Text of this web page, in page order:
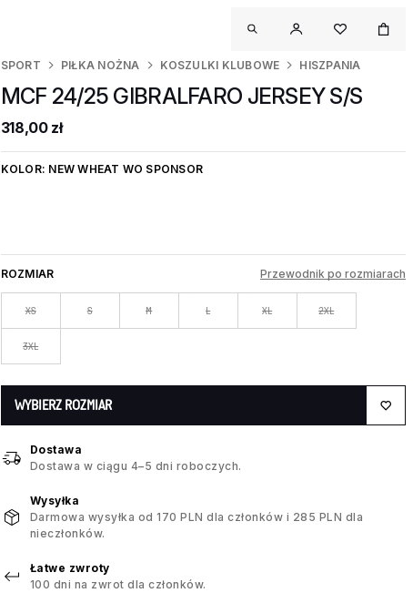
SPORT PIŁKA NOŻNA KOSZULKI KLUBOWE HISZPANIA
MCF 24/25 GIBRALFARO JERSEY S/S
318,00 zł
KOLOR: NEW WHEAT WO SPONSOR
ROZMIAR Przewodnik po rozmiarach
XS S M L XL 2XL
3XL
WYBIERZ ROZMIAR
Dostawa
Dostawa w ciągu 4–5 dni roboczych.
Wysyłka
Darmowa wysyłka od 170 PLN dla członków i 285 PLN dla
nieczłonków.
Łatwe zwroty
100 dni na zwrot dla członków.